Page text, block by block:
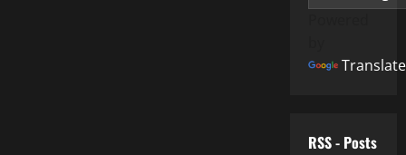
Translate
RSS - Posts